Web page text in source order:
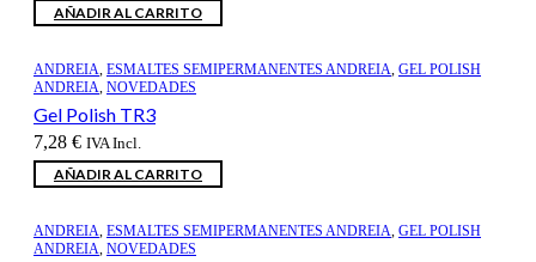
AÑADIR AL CARRITO
ANDREIA, ESMALTES SEMIPERMANENTES ANDREIA, GEL POLISH
ANDREIA, NOVEDADES
Gel Polish TR3
7,28 € IVA Incl.
AÑADIR AL CARRITO
ANDREIA, ESMALTES SEMIPERMANENTES ANDREIA, GEL POLISH
ANDREIA, NOVEDADES